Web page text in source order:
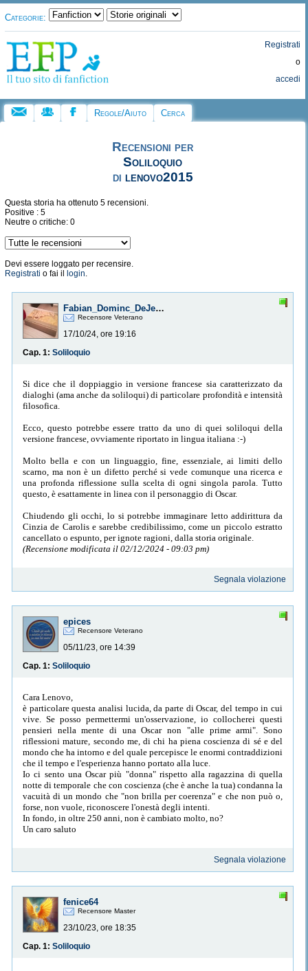
Categorie:
Registrati
o
accedi
Regole/Aiuto Cerca
Recensioni per
Soliloquio
di lenovo2015
Questa storia ha ottenuto 5 recensioni.
Positive : 5
Neutre o critiche: 0
Devi essere loggato per recensire.
Registrati o fai il login.
Fabian_Dominc_DeJenisse
Recensore Veterano
17/10/24, ore 19:16
Cap. 1: Soliloquio
Si dice che il doppiaggio in versione francese sia caratterizzato da
dialoghi (ama anche da soliloqui) di particolare profondità e intensità
filosofica.
Ecco, questo potrebbe essere tratto da uno di quei soliloqui della
versione francese, ovviamente riportato in lingua italiana :-)
Molto bella e con un linguaggio, fine, essenziale, ai limiti dello
scarno, ma non è un difetto perché si vede comunque una ricerca e
una profonda riflessione sulla scelta di ogni singola parola. Tutto
questo, è esattamente in linea con il personaggio di Oscar.
Chiudendo gli occhi, lo si potrebbe immaginare letto addirittura da
Cinzia de Carolis e sarebbe credibilissimo, come un piccolo estratto
cancellato o espunto, per ignote ragioni, dalla storia originale.
(Recensione modificata il 02/12/2024 - 09:03 pm)
Segnala violazione
epices
Recensore Veterano
05/11/23, ore 14:39
Cap. 1: Soliloquio
Cara Lenovo,
è particolare questa analisi lucida, da parte di Oscar, del tempo in cui
vive. Se posso permettermi un'osservazione, io collocherei questi
pensieri nella mente di una Oscar non "alle prime armi". Sono
riflessioni mature, secondo me, di chi ha piena coscienza di sé e del
mondo che ha intorno e del quale percepisce le enormi contraddizioni
che il tempo e l'esperienza hanno portato alla luce.
Io ci sento una Oscar più "donna" rispetto alla ragazzina di quella
notte di temporale che con coscienza (che è anche la tua) condanna la
vacuità di un mondo che "non brilla per coerenza" e che non può o,
forse, non vuole, riconoscere l'onestà degli intenti.
In fondo, in oltre 250 anni, non è cambiato molto, no?
Un caro saluto
Segnala violazione
fenice64
Recensore Master
23/10/23, ore 18:35
Cap. 1: Soliloquio